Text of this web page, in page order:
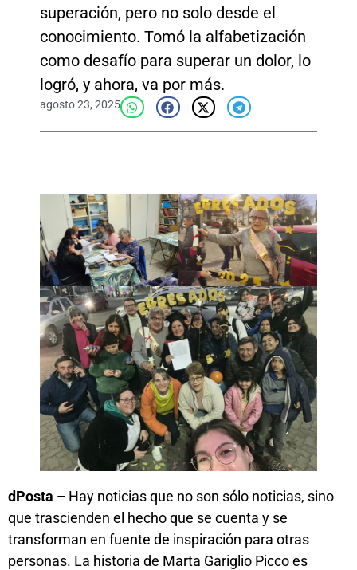
superación, pero no solo desde el
conocimiento. Tomó la alfabetización
como desafío para superar un dolor, lo
logró, y ahora, va por más.
agosto 23, 2025
dPosta – Hay noticias que no son sólo noticias, sino
que trascienden el hecho que se cuenta y se
transforman en fuente de inspiración para otras
personas. La historia de Marta Gariglio Picco es